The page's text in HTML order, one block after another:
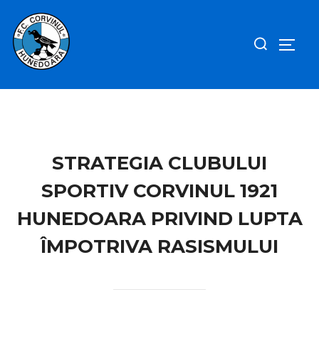
conținut
după:
STRATEGIA CLUBULUI
SPORTIV CORVINUL 1921
HUNEDOARA PRIVIND LUPTA
ÎMPOTRIVA RASISMULUI